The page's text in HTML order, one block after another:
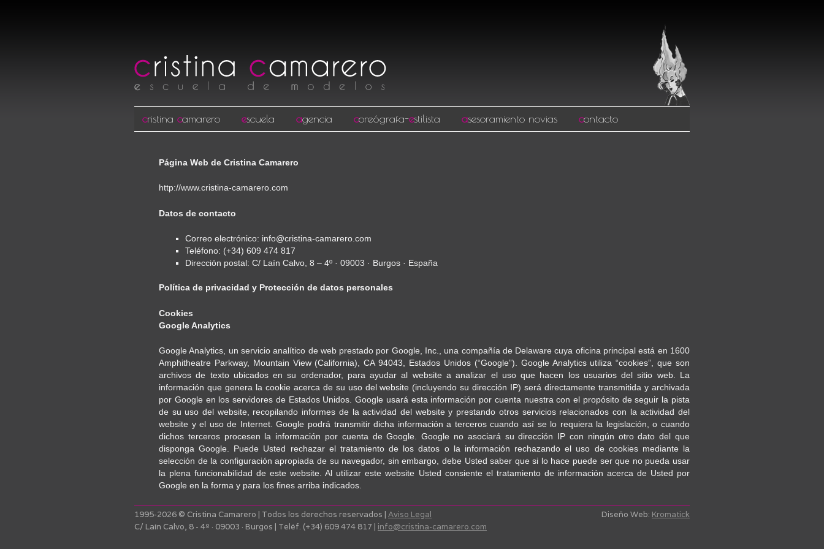
Ir al contenido
cristina camarero escuela agencia coreógrafa-estilista asesoramiento novias contacto
Página Web de Cristina Camarero
http://www.cristina-camarero.com
Datos de contacto
Correo electrónico: info@cristina-camarero.com
Teléfono: (+34) 609 474 817
Dirección postal: C/ Laín Calvo, 8 – 4º · 09003 · Burgos · España
Política de privacidad y Protección de datos personales
Cookies
Google Analytics
Google Analytics, un servicio analítico de web prestado por Google, Inc., una compañía de Delaware cuya oficina principal está en 1600
Amphitheatre Parkway, Mountain View (California), CA 94043, Estados Unidos (“Google”). Google Analytics utiliza “cookies”, que son
archivos de texto ubicados en su ordenador, para ayudar al website a analizar el uso que hacen los usuarios del sitio web. La
información que genera la cookie acerca de su uso del website (incluyendo su dirección IP) será directamente transmitida y archivada
por Google en los servidores de Estados Unidos. Google usará esta información por cuenta nuestra con el propósito de seguir la pista
de su uso del website, recopilando informes de la actividad del website y prestando otros servicios relacionados con la actividad del
website y el uso de Internet. Google podrá transmitir dicha información a terceros cuando así se lo requiera la legislación, o cuando
dichos terceros procesen la información por cuenta de Google. Google no asociará su dirección IP con ningún otro dato del que
disponga Google. Puede Usted rechazar el tratamiento de los datos o la información rechazando el uso de cookies mediante la
selección de la configuración apropiada de su navegador, sin embargo, debe Usted saber que si lo hace puede ser que no pueda usar
la plena funcionabilidad de este website. Al utilizar este website Usted consiente el tratamiento de información acerca de Usted por
Google en la forma y para los fines arriba indicados.
1995-2026 © Cristina Camarero | Todos los derechos reservados | Aviso Legal
C/ Laín Calvo, 8 - 4º · 09003 · Burgos | Teléf. (+34) 609 474 817 | info@cristina-camarero.com
Diseño Web: Kromatick